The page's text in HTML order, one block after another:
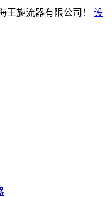
王旋流器有限公司！
设